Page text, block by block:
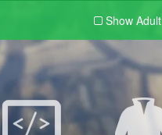
Show Adult